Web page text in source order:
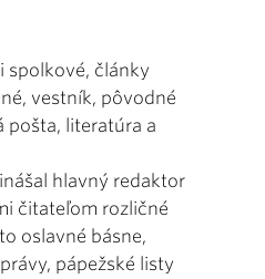
spolkové, články
vestník, pôvodné
pošta, literatúra a
hlavný redaktor
čitateľom rozličné
oslavné básne,
pápežské listy